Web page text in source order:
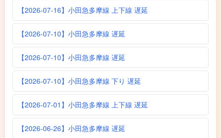
【2026-07-16】小田急多摩線 上下線 遅延
【2026-07-10】小田急多摩線 遅延
【2026-07-10】小田急多摩線 遅延
【2026-07-10】小田急多摩線 下り 遅延
【2026-07-01】小田急多摩線 上下線 遅延
【2026-06-26】小田急多摩線 遅延